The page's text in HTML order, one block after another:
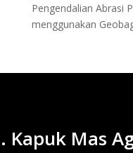
Pengendalian Abrasi
menggunakan
Kapuk Mas